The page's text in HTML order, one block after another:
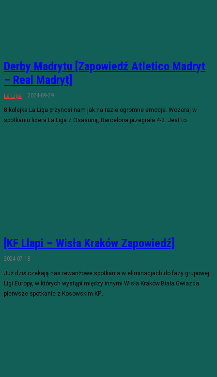
Derby Madrytu [Zapowiedź Atletico Madryt
– Real Madryt]
La Liga 2024-09-29
8 kolejka La Liga przynosi nam jak na razie ogromne emocje. Wczoraj w
spotkaniu lidera La Liga z Osasuną, Barcelona przegrała 4-2. Jest to...
[KF Llapi – Wisła Kraków Zapowiedź]
2024-07-18
Już dziś czekają nas rewanżowe spotkania w eliminacjach do fazy grupowej
Ligi Europy, w których wystąpi między innymi Wisła Kraków.Biała Gwiazda
pierwsze spotkanie z Kosowskim KF...